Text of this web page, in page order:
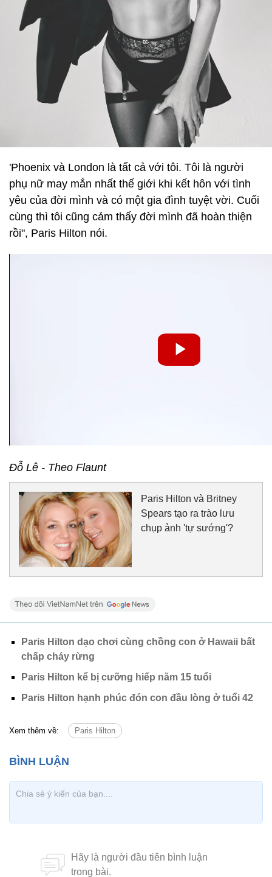
'Phoenix và London là tất cả với tôi. Tôi là người
phụ nữ may mắn nhất thế giới khi kết hôn với tình
yêu của đời mình và có một gia đình tuyệt vời. Cuối
cùng thì tôi cũng cảm thấy đời mình đã hoàn thiện
rồi", Paris Hilton nói.
Đỗ Lê - Theo Flaunt
Paris Hilton và Britney
Spears tạo ra trào lưu
chụp ảnh 'tự sướng'?
Paris Hilton dạo chơi cùng chồng con ở Hawaii bất
chấp cháy rừng
Paris Hilton kể bị cưỡng hiếp năm 15 tuổi
Paris Hilton hạnh phúc đón con đầu lòng ở tuổi 42
Xem thêm về: Paris Hilton